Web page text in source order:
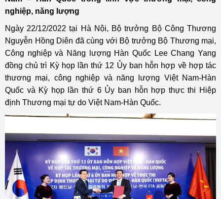
nghiệp, năng lượng
Ngày 22/12/2022 tại Hà Nội, Bộ trưởng Bộ Công Thương
Nguyễn Hồng Diên đã cùng với Bộ trưởng Bộ Thương mại,
Công nghiệp và Năng lượng Hàn Quốc Lee Chang Yang
đồng chủ trì Kỳ họp lần thứ 12 Ủy ban hỗn hợp về hợp tác
thương mại, công nghiệp và năng lượng Việt Nam-Hàn
Quốc và Kỳ họp lần thứ 6 Ủy ban hỗn hợp thực thi Hiệp
định Thương mại tự do Việt Nam-Hàn Quốc.